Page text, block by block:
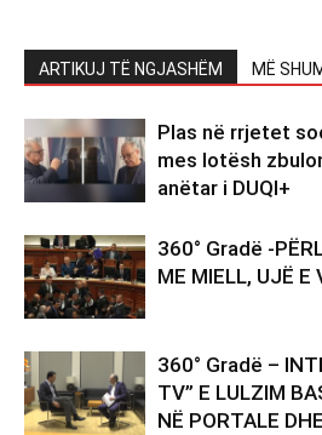
ARTIKUJ TË NGJASHËM MË
Plas në rrjetet
mes lotësh
anëtar i DUQI+
360° Gradë -
ME MIELL, UJË E
360° Gradë –
TV” E LULZIM
NË PORTALE